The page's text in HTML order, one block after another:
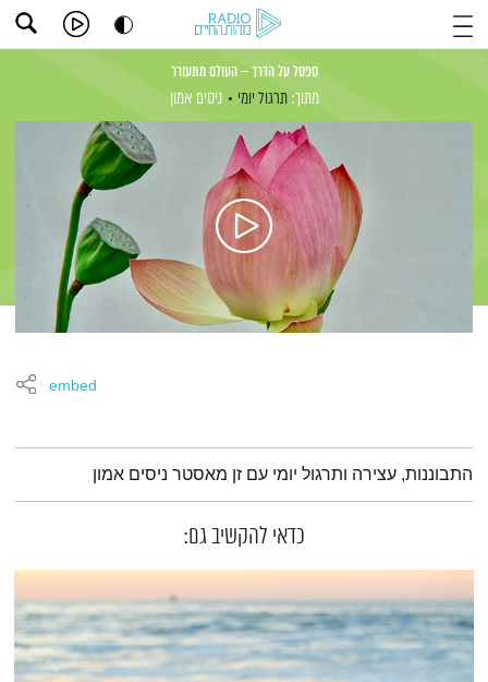
ספסל על הדרך – העולם מתעורר
מתוך: תרגול יומי ניסים אמון
embed
תמצית הפודקאסט
התבוננות, עצירה ותרגול יומי עם זן מאסטר ניסים אמון
כדאי להקשיב גם: